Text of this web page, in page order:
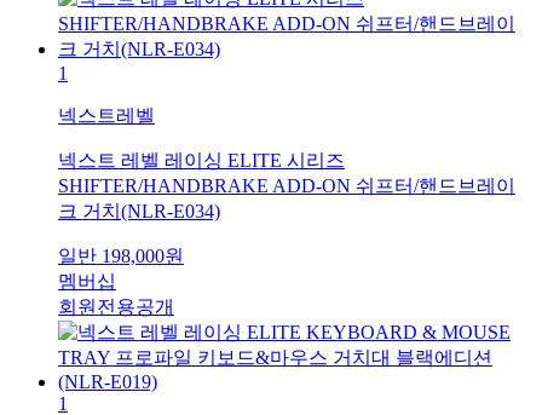
1
넥스트레벨
넥스트 레벨 레이싱 ELITE 시리즈
SHIFTER/HANDBRAKE ADD-ON 쉬프터/핸드브레이
크 거치(NLR-E034)
일반 198,000원
멤버십
회원전용공개
1